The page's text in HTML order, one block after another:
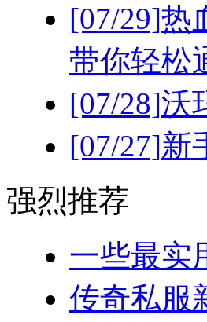
[07/29]热
带你轻松
[07/28]沃
[07/27]新
强烈推荐
一些最实
传奇私服